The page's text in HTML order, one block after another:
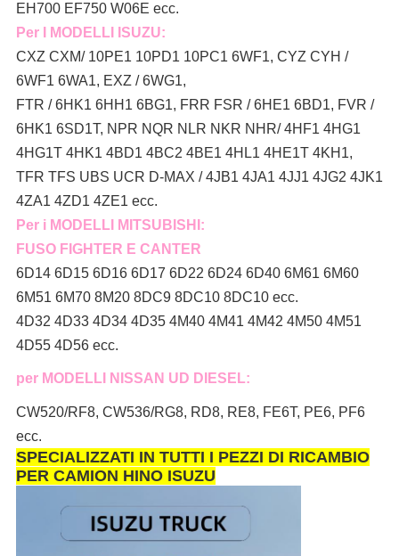
EH700 EF750 W06E ecc.
Per I MODELLI ISUZU:
CXZ CXM/ 10PE1 10PD1 10PC1 6WF1, CYZ CYH /
6WF1 6WA1, EXZ / 6WG1,
FTR / 6HK1 6HH1 6BG1, FRR FSR / 6HE1 6BD1, FVR /
6HK1 6SD1T, NPR NQR NLR NKR NHR/ 4HF1 4HG1
4HG1T 4HK1 4BD1 4BC2 4BE1 4HL1 4HE1T 4KH1,
TFR TFS UBS UCR D-MAX / 4JB1 4JA1 4JJ1 4JG2 4JK1
4ZA1 4ZD1 4ZE1 ecc.
Per i MODELLI MITSUBISHI:
FUSO FIGHTER E CANTER
6D14 6D15 6D16 6D17 6D22 6D24 6D40 6M61 6M60
6M51 6M70 8M20 8DC9 8DC10 8DC10 ecc.
4D32 4D33 4D34 4D35 4M40 4M41 4M42 4M50 4M51
4D55 4D56 ecc.
per MODELLI NISSAN UD DIESEL:
CW520/RF8, CW536/RG8, RD8, RE8, FE6T, PE6, PF6
ecc.
SPECIALIZZATI IN TUTTI I PEZZI DI RICAMBIO
PER CAMION HINO ISUZU